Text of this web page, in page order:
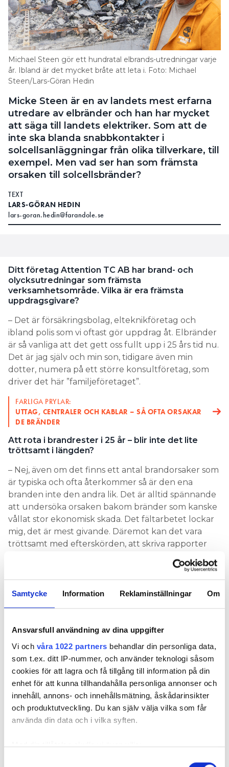
Samtycke Information Reklaminställningar Om
Ansvarsfull användning av dina uppgifter
Vi och våra 1022 partners behandlar din personliga data,
som t.ex. ditt IP-nummer, och använder teknologi såsom
cookies för att lagra och få tillgång till information på din
enhet för att kunna tillhandahålla personliga annonser och
innehåll, annons- och innehållsmätning, åskådarinsikter
och produktutveckling. Du kan själv välja vilka som får
använda din data och i vilka syften.
Med din tillåtelse skulle vi även vilja:
Michael Steen gör ett hundratal elbrands-utredningar varje
år. Ibland är det mycket bråte att leta i. Foto: Michael
Steen/Lars-Göran Hedin
Micke Steen är en av landets mest erfarna
utredare av elbränder och han har mycket
att säga till landets elektriker. Som att de
inte ska blanda snabbkontakter i
solcellsanläggningar från olika tillverkare, till
exempel. Men vad ser han som främsta
orsaken till solcellsbränder?
TEXT
LARS-GÖRAN HEDIN
lars-goran.hedin@farandole.se
Ditt företag Attention TC AB har brand- och
olycksutredningar som främsta
verksamhetsområde. Vilka är era främsta
uppdragsgivare?
– Det är försäkringsbolag, elteknikföretag och
ibland polis som vi oftast gör uppdrag åt. Elbränder
är så vanliga att det gett oss fullt upp i 25 års tid nu.
Det är jag själv och min son, tidigare även min
dotter, numera på ett större konsultföretag, som
driver det här ”familjeföretaget”.
FARLIGA PRYLAR:
UTTAG, CENTRALER OCH KABLAR – SÅ OFTA ORSAKAR
DE BRÄNDER
Att rota i brandrester i 25 år – blir inte det lite
tröttsamt i längden?
– Nej, även om det finns ett antal brandorsaker som
är typiska och ofta återkommer så är den ena
branden inte den andra lik. Det är alltid spännande
att undersöka orsaken bakom bränder som kanske
vållat stor ekonomisk skada. Det fältarbetet lockar
mig, det är mest givande. Däremot kan det vara
tröttsamt med efterskörden, att skriva rapporter
eller vid avgörandet av en stor försäkringsskada.
hur en skada avgörs? Kan det rentav vara risk för
juridiska tvister i de här sammanhangen?
– Jo, det är ofta det uppstår juridiska tvister mellan
olika försäkringsbolag som tvistar om vem och vad
som vållat skador eller inte. Attityden mellan
försäkringsbolagen har blivit tuffare med åren. Det
kan vara ett stort bekymmer att förklara de
tekniska frågorna kring elteknik eller brandorsaker
för jurister – ibland kan det vara rent hopplöst.
MICKES LISTA PÅ VANLIGA MISSTAG:
Hur många brandutredningar hanterar du på ett